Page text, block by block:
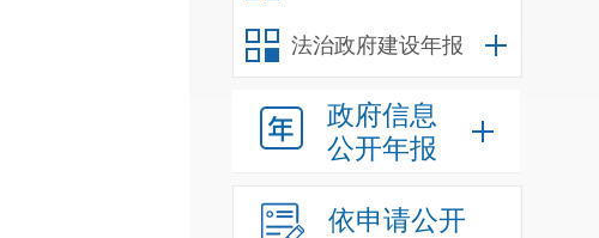
法治政府建设年报
政府信息
公开年报
依申请公开